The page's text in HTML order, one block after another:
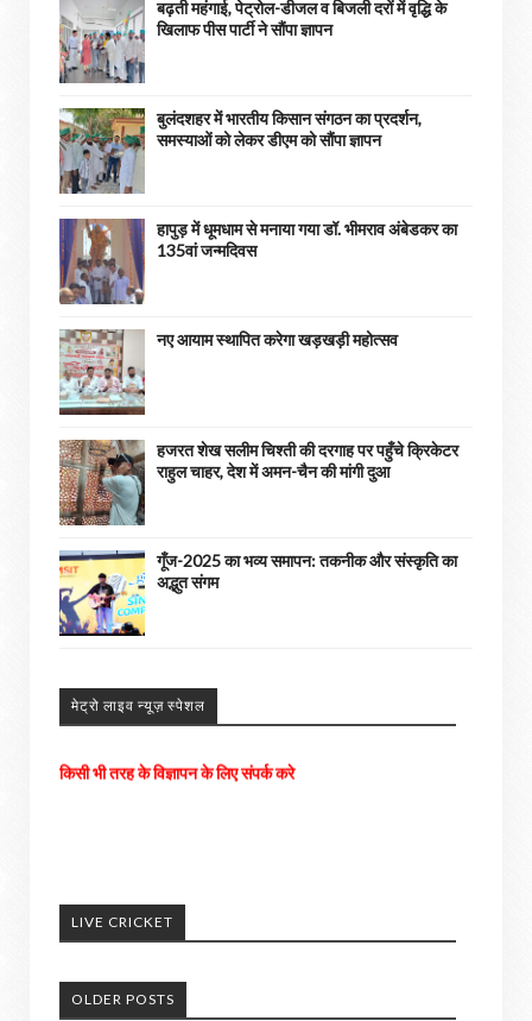
बढ़ती महंगाई, पेट्रोल-डीजल व बिजली दरों में वृद्धि के
खिलाफ पीस पार्टी ने सौंपा ज्ञापन
बुलंदशहर में भारतीय किसान संगठन का प्रदर्शन,
समस्याओं को लेकर डीएम को सौंपा ज्ञापन
हापुड़ में धूमधाम से मनाया गया डॉ. भीमराव अंबेडकर का
135वां जन्मदिवस
नए आयाम स्थापित करेगा खड़खड़ी महोत्सव
हजरत शेख सलीम चिश्ती की दरगाह पर पहुँचे क्रिकेटर
राहुल चाहर, देश में अमन-चैन की मांगी दुआ
गूँज-2025 का भव्य समापन: तकनीक और संस्कृति का
अद्भुत संगम
मेट्रो लाइव न्यूज़ स्पेशल
अच्छी खबरों को हम अपने पोर्टल में दिखाएंगे। ......
LIVE CRICKET
OLDER POSTS